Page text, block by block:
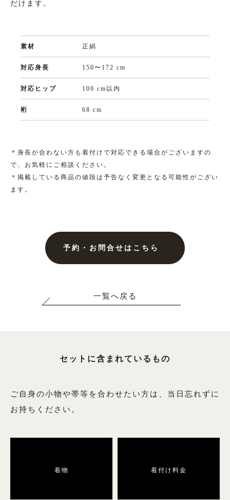
振袖の商品一覧へ
色留袖
プラン・料金
色留袖の商品一覧へ
黒留袖
黒留袖の商品一覧へ
大きいサイズ一覧へ
6月用の商品一覧へ
9月用の商品一覧へ
絽の商品一覧へ
だけます。
素材 正絹
対応身長 150〜172 cm
対応ヒップ 100 cm以内
裄 68 cm
＊身長が合わない方も着付けで対応できる場合がございますの
で、お気軽にご相談ください。
＊掲載している商品の値段は予告なく変更となる可能性がござい
ます。
予約・お問合せはこちら
一覧へ戻る
セットに含まれているもの
ご自身の小物や帯等を合わせたい方は、当日忘れずに
お持ちください。
着物 着付け料金